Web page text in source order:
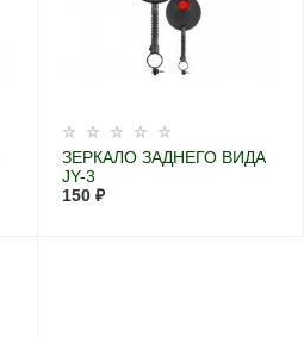
ЗЕРКАЛО ЗАДНЕГО ВИДА
JY-3
150 ₽